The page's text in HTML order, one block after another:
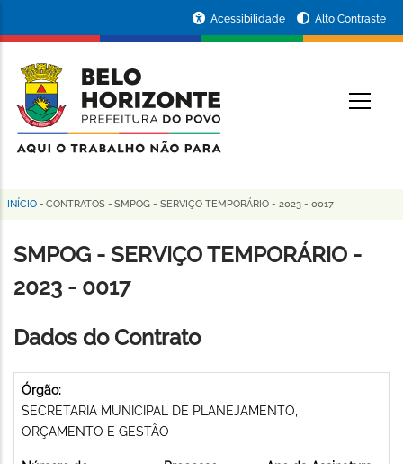
conteúdo
principal
da
Prefeitura
de
Horizonte
Acessibilidade Alto Contraste
Trilha
de
navegação
INÍCIO - CONTRATOS - SMPOG - SERVIÇO TEMPORÁRIO - 2023 - 0017
SMPOG - SERVIÇO TEMPORÁRIO -
2023 - 0017
Dados do Contrato
Órgão:
SECRETARIA MUNICIPAL DE PLANEJAMENTO,
ORÇAMENTO E GESTÃO